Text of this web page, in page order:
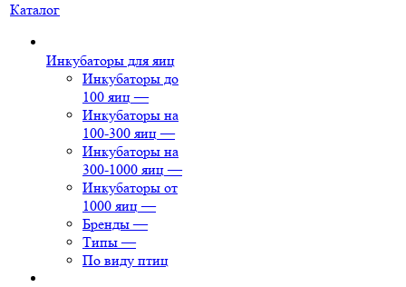
Каталог
Инкубаторы для яиц
Инкубаторы до
100 яиц —
Инкубаторы на
100-300 яиц —
Инкубаторы на
300-1000 яиц —
Инкубаторы от
1000 яиц —
Бренды —
Типы —
По виду птиц